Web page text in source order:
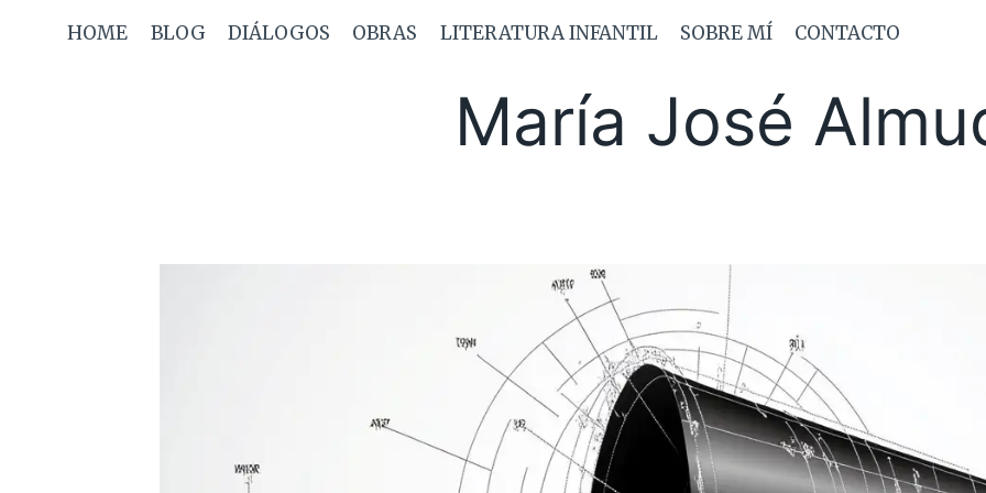
HOME BLOG DIÁLOGOS OBRAS LITERATURA INFANTIL SOBRE MÍ CONTACTO
María José